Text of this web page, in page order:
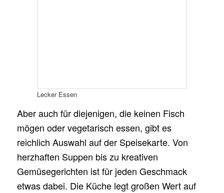
Lecker Essen
Aber auch für diejenigen, die keinen Fisch
mögen oder vegetarisch essen, gibt es
reichlich Auswahl auf der Speisekarte. Von
herzhaften Suppen bis zu kreativen
Gemüsegerichten ist für jeden Geschmack
etwas dabei. Die Küche legt großen Wert auf